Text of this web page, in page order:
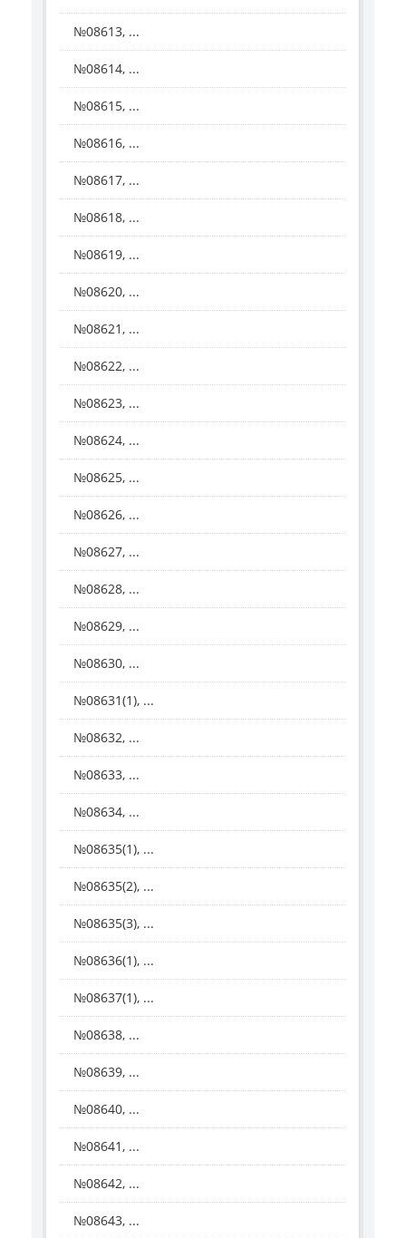
№08613, ...
№08614, ...
№08615, ...
№08616, ...
№08617, ...
№08618, ...
№08619, ...
№08620, ...
№08621, ...
№08622, ...
№08623, ...
№08624, ...
№08625, ...
№08626, ...
№08627, ...
№08628, ...
№08629, ...
№08630, ...
№08631(1), ...
№08632, ...
№08633, ...
№08634, ...
№08635(1), ...
№08635(2), ...
№08635(3), ...
№08636(1), ...
№08637(1), ...
№08638, ...
№08639, ...
№08640, ...
№08641, ...
№08642, ...
№08643, ...